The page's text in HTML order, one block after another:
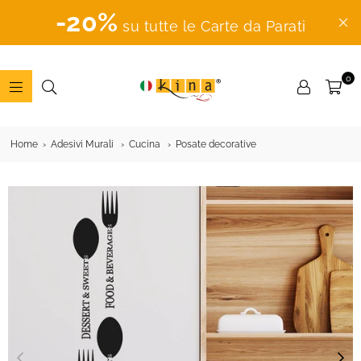
-20% su tutte le Carte da Parati
0
Home Adesivi Murali Cucina Posate decorative